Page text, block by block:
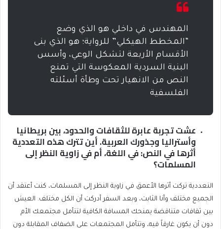
المهندس في داخلي هو الذي وضع
“المخطط الهيكلي” للرواية؛ هو الذي بنى
الأقسام الأربعة لتشكل الوعي، وأسس
البنية السردية المعكوسة التي تمنع
النص من الانهيار تحت وطأة أسئلته
الفلسفية
عشت تجربة عابرة للثقافات والحدود، بين بريطانيا
وأستراليا وجذورك العربية. أين تترك هذه التعددية
أثرها في النص: في اللغة، أم في زاوية النظر إلى
المسلمات؟
التعددية تركت أثرها الأعمق في زاوية النظر إلى المسلمات، كنت أعتقد أن
الجميع مختلف وأنا الثابت، وبعد السفر أدركت أن الكل مختلف. العيش
بين ثقافات متناقضة يمنحك المسافة الكافية لتتأمل مجتمعك الأم
دون أن يكون غارقاً فيه، وتتأمل المجتمعات على الضفاف المقابلة دون